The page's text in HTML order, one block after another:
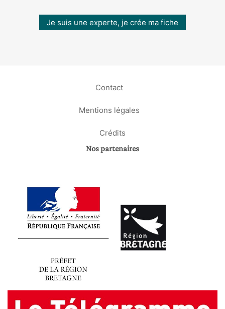
Je suis une experte, je crée ma fiche
Contact
Mentions légales
Crédits
Nos partenaires